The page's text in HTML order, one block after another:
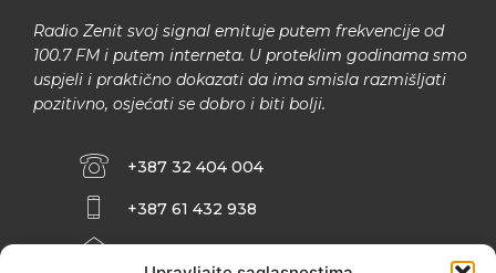
Radio Zenit svoj signal emituje putem frekvencije od
100.7 FM i putem interneta. U proteklim godinama smo
uspjeli i praktično dokazati da ima smisla razmišljati
pozitivno, osjećati se dobro i biti bolji.
+387 32 404 004
+387 61 432 938
INFO@ZENIT.BA